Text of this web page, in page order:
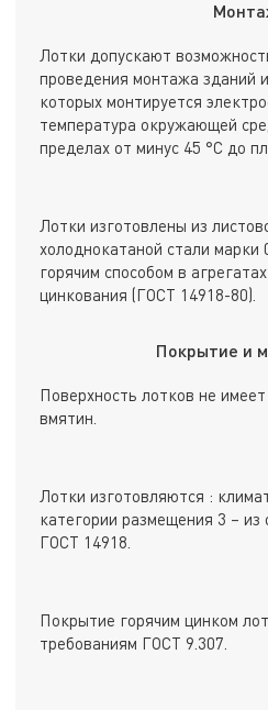
Лотки допускают
проведения монтажа зданий
которых монтируется
температура окружающей
пределах от минус 45 °С до
Лотки изготовлены из
холоднокатаной стали марки
горячим способом в
цинкования (ГОСТ 14918-80).
Покрытие и
Поверхность лотков не
вмятин.
Лотки изготовляются :
категории размещения 3 – из
ГОСТ 14918.
Покрытие горячим цинком
требованиям ГОСТ 9.307.